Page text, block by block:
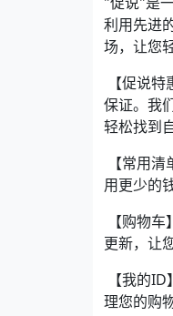
利用先进
场，让您
【促说
保证。我
轻松找到
【常用
用更少的
【购物
更新，让
【我的
理您的购